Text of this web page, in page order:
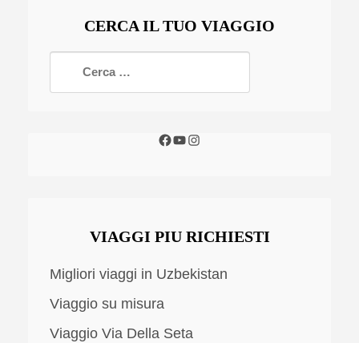
CERCA IL TUO VIAGGIO
VIAGGI PIU RICHIESTI
Migliori viaggi in Uzbekistan
Viaggio su misura
Viaggio Via Della Seta